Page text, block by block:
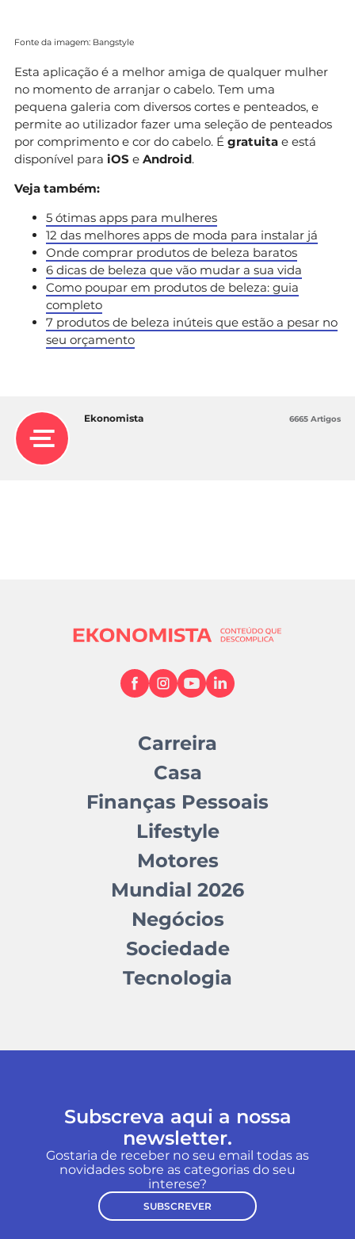
Fonte da imagem: Bangstyle
Esta aplicação é a melhor amiga de qualquer mulher
no momento de arranjar o cabelo. Tem uma
pequena galeria com diversos cortes e penteados, e
permite ao utilizador fazer uma seleção de penteados
por comprimento e cor do cabelo. É gratuita e está
disponível para iOS e Android.
Veja também:
5 ótimas apps para mulheres
12 das melhores apps de moda para instalar já
Onde comprar produtos de beleza baratos
6 dicas de beleza que vão mudar a sua vida
Como poupar em produtos de beleza: guia
completo
7 produtos de beleza inúteis que estão a pesar no
seu orçamento
Ekonomista 6665 Artigos
Carreira
Casa
Finanças Pessoais
Lifestyle
Motores
Mundial 2026
Negócios
Sociedade
Tecnologia
Subscreva aqui a nossa
newsletter.
Gostaria de receber no seu email todas as
novidades sobre as categorias do seu
interese?
SUBSCREVER